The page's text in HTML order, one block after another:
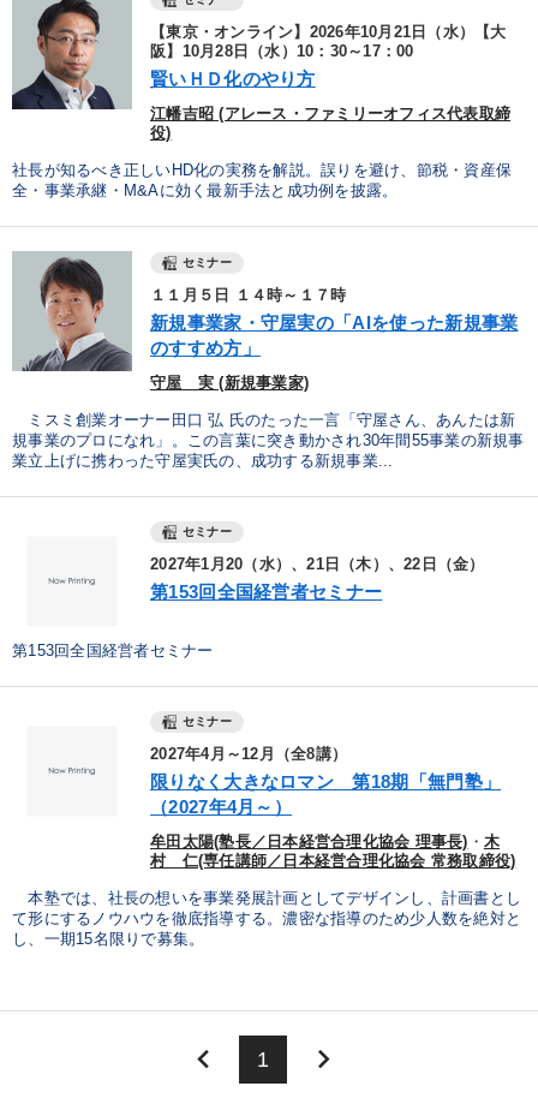
【東京・オンライン】2026年10月21日（水）【大
阪】10月28日（水）10：30～17：00
賢いＨＤ化のやり方
江幡吉昭 (アレース・ファミリーオフィス代表取締
役)
社長が知るべき正しいHD化の実務を解説。誤りを避け、節税・資産保
全・事業承継・M&Aに効く最新手法と成功例を披露。
セミナー
１１月５日 １４時～１７時
新規事業家・守屋実の「AIを使った新規事業
のすすめ方」
守屋 実 (新規事業家)
ミスミ創業オーナー田口 弘 氏のたった一言「守屋さん、あんたは新
規事業のプロになれ」。この言葉に突き動かされ30年間55事業の新規事
業立上げに携わった守屋実氏の、成功する新規事業...
セミナー
2027年1月20（水）、21日（木）、22日（金）
第153回全国経営者セミナー
第153回全国経営者セミナー
セミナー
2027年4月～12月（全8講）
限りなく大きなロマン 第18期「無門塾」
（2027年4月～）
牟田太陽(塾長／日本経営合理化協会 理事長) ・ 木
村 仁(専任講師／日本経営合理化協会 常務取締役)
本塾では、社長の想いを事業発展計画としてデザインし、計画書とし
て形にするノウハウを徹底指導する。濃密な指導のため少人数を絶対と
し、一期15名限りで募集。
keyboard_arrow_left 1 keyboard_arrow_right